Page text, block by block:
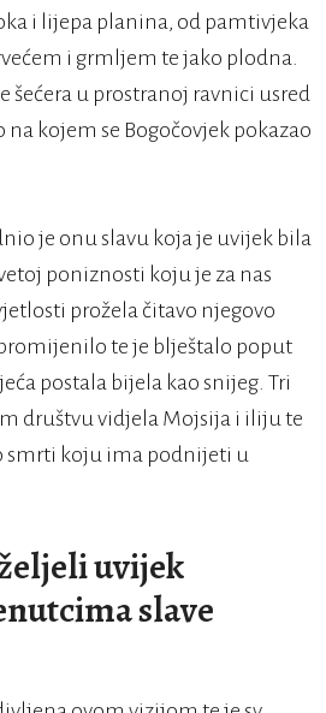
i lijepa planina, od pamtivjeka
i grmljem te jako plodna.
šećera u prostranoj ravnici usred
kojem se Bogočovjek pokazao
je onu slavu koja je uvijek bila
poniznosti koju je za nas
prožela čitavo njegovo
te je blještalo poput
postala bijela kao snijeg. Tri
društvu vidjela Mojsija i iliju te
smrti koju ima podnijeti u
uvijek
slave